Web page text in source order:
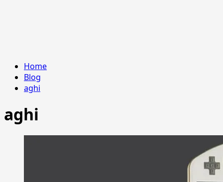
Home
Blog
aghi
aghi